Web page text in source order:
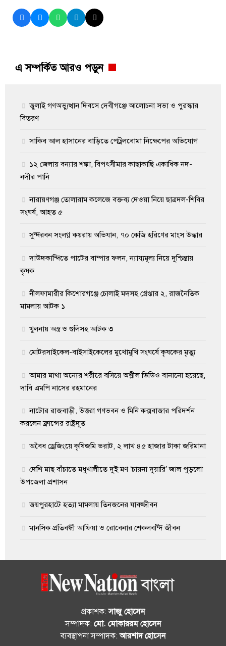
এ সম্পর্কিত আরও পড়ুন
জুলাই গণঅভ্যুত্থান দিবসে দেবীগঞ্জে আলোচনা সভা ও পুরস্কার
বিতরণ
সাকিব আল হাসানের বাড়িতে পেট্রলবোমা নিক্ষেপের অভিযোগ
১২ জেলায় বন্যার শঙ্কা, বিপৎসীমার কাছাকাছি একাধিক নদ-
নদীর পানি
নারায়ণগঞ্জ তোলারাম কলেজে বক্তব্য দেওয়া নিয়ে ছাত্রদল-শিবির
সংঘর্ষ, আহত ৫
সুন্দরবন সংলগ্ন কয়রায় অভিযান, ৭০ কেজি হরিণের মাংস উদ্ধার
দাউদকান্দিতে পাটের বাম্পার ফলন, ন্যায্যমূল্য নিয়ে দুশ্চিন্তায়
কৃষক
নীলফামারীর কিশোরগঞ্জে চোলাই মদসহ গ্রেপ্তার ২, রাজনৈতিক
মামলায় আটক ১
খুলনায় অস্ত্র ও গুলিসহ আটক ৩
মোটরসাইকেল-বাইসাইকেলের মুখোমুখি সংঘর্ষে কৃষকের মৃত্যু
আমার মাথা অন্যের শরীরে বসিয়ে অশ্লীল ভিডিও বানানো হয়েছে,
দাবি এমপি নাসের রহমানের
নাটোর রাজবাড়ী, উত্তরা গণভবন ও মিনি কক্সবাজার পরিদর্শন
করলেন ফ্রান্সের রাষ্ট্রদূত
অবৈধ ড্রেজিংয়ে কৃষিজমি ভরাট, ২ লাখ ৪৫ হাজার টাকা জরিমানা
দেশি মাছ বাঁচাতে মধুখালীতে দুই মণ ‘চায়না দুয়ারি’ জাল পুড়লো
উপজেলা প্রশাসন
জয়পুরহাটে হত্যা মামলায় তিনজনের যাবজ্জীবন
মানসিক প্রতিবন্ধী আফিয়া ও রোবেনার শেকলবন্দি জীবন
প্রকাশক:সাজু হোসেন
সম্পাদক: মো. মোকাররম হোসেন
ব্যবস্থাপনা সম্পাদক:আরশাদ হোসেন